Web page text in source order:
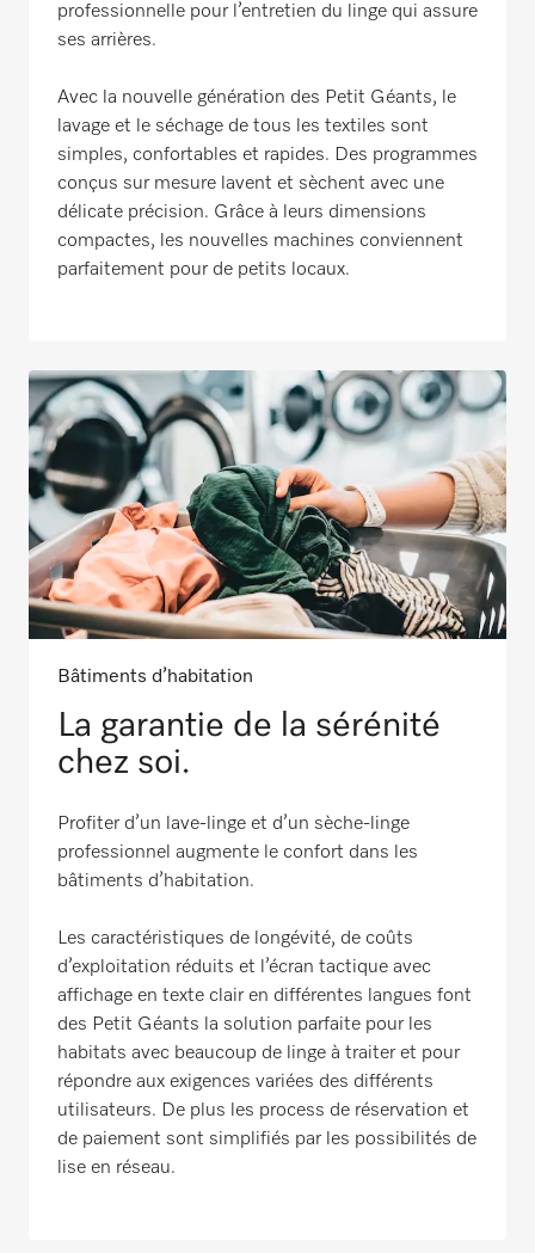
professionnelle pour l’entretien du linge qui assure
ses arrières.
Avec la nouvelle génération des Petit Géants, le
lavage et le séchage de tous les textiles sont
simples, confortables et rapides. Des programmes
conçus sur mesure lavent et sèchent avec une
délicate précision. Grâce à leurs dimensions
compactes, les nouvelles machines conviennent
parfaitement pour de petits locaux.
Bâtiments d’habitation
La garantie de la sérénité
chez soi.
Profiter d’un lave-linge et d’un sèche-linge
professionnel augmente le confort dans les
bâtiments d’habitation.
Les caractéristiques de longévité, de coûts
d’exploitation réduits et l’écran tactique avec
affichage en texte clair en différentes langues font
des Petit Géants la solution parfaite pour les
habitats avec beaucoup de linge à traiter et pour
répondre aux exigences variées des différents
utilisateurs. De plus les process de réservation et
de paiement sont simplifiés par les possibilités de
lise en réseau.